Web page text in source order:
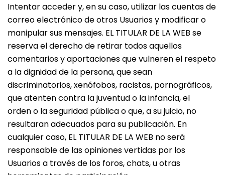
Intentar acceder y, en su caso, utilizar las cuentas de
correo electrónico de otros Usuarios y modificar o
manipular sus mensajes. EL TITULAR DE LA WEB se
reserva el derecho de retirar todos aquellos
comentarios y aportaciones que vulneren el respeto
a la dignidad de la persona, que sean
discriminatorios, xenófobos, racistas, pornográficos,
que atenten contra la juventud o la infancia, el
orden o la seguridad pública o que, a su juicio, no
resultaran adecuados para su publicación. En
cualquier caso, EL TITULAR DE LA WEB no será
responsable de las opiniones vertidas por los
Usuarios a través de los foros, chats, u otras